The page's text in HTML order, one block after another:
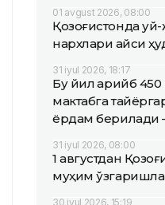
01 avgust 2026, 08:00
Қозоғистонда
нархлари қайси
31 iyul 2026, 18:17
Бу йил қарийб
мактабга
ёрдам берилади
31 iyul 2026, 08:00
1 августдан
муҳим
30 iyul 2026, 15:19